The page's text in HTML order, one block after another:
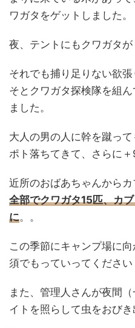
ワガタをゲットしました。
夜、 テントにもクワガタ
それでも捕り足りない欲
そとクワガタ探検隊を組
ました。
大人の男の人に幹を蹴っ
ポト落ちてきて、さらに
近所のおばあちゃんからカ
全部でクワガタ15匹、カ
に。。
この季節にキャンプ場に向
須でもっていって ください
また、管理人さんが夜間
イトを照らして虫をおびき